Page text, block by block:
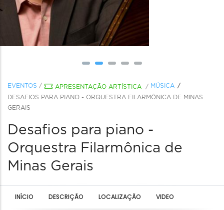
EVENTOS / APRESENTAÇÃO ARTÍSTICA / MÚSICA
DESAFIOS PARA PIANO - ORQUESTRA FILARMÔNICA DE MINAS
GERAIS
Desafios para piano -
Orquestra Filarmônica de
Minas Gerais
INÍCIO DESCRIÇÃO LOCALIZAÇÃO VIDEO